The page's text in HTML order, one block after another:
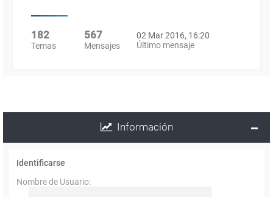
182
Temas
567
Mensajes
02 Mar 2016, 16:20
Último mensaje
Información
Identificarse
Nombre de Usuario: